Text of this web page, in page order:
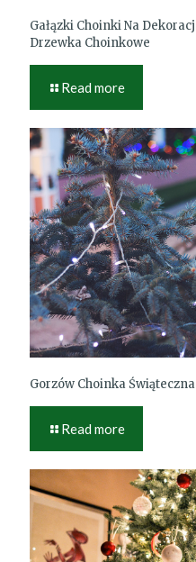
Gałązki Choinki Na
Drzewka Choinkowe
Read more
Gorzów Choinka
Read more